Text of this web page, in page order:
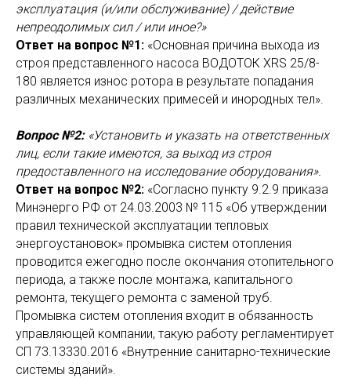
эксплуатация (и/или обслуживание) / действие
непреодолимых сил / или иное?»
Ответ на вопрос №1: «Основная причина выхода из
строя представленного насоса ВОДОТОК XRS 25/8-
180 является износ ротора в результате попадания
различных механических примесей и инородных тел».
Вопрос №2:«Установить и указать на ответственных
лиц, если такие имеются, за выход из строя
предоставленного на исследование оборудования».
Ответ на вопрос №2: «Согласно пункту 9.2.9 приказа
Минэнерго РФ от 24.03.2003 № 115 «Об утверждении
правил технической эксплуатации тепловых
энергоустановок» промывка систем отопления
проводится ежегодно после окончания отопительного
периода, а также после монтажа, капитального
ремонта, текущего ремонта с заменой труб.
Промывка систем отопления входит в обязанность
управляющей компании, такую работу регламентирует
СП 73.13330.2016 «Внутренние санитарно-технические
системы зданий».